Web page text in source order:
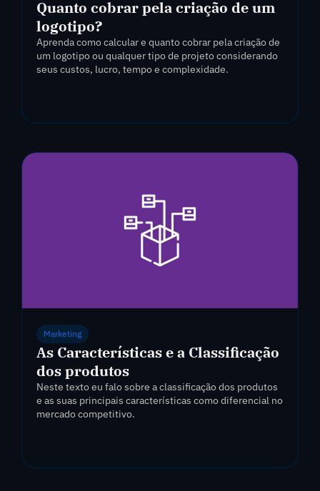
Quanto cobrar pela criação de um
logotipo?
Aprenda como calcular e quanto cobrar pela criação de
um logotipo ou qualquer tipo de projeto considerando
seus custos, lucro, tempo e complexidade.
Marketing
As Características e a Classificação
dos produtos
Neste texto eu falo sobre a classificação dos produtos
e as suas principais características como diferencial no
mercado competitivo.